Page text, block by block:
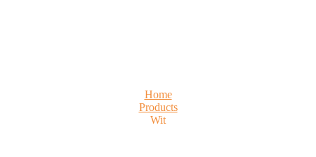
Home
Products
Wit